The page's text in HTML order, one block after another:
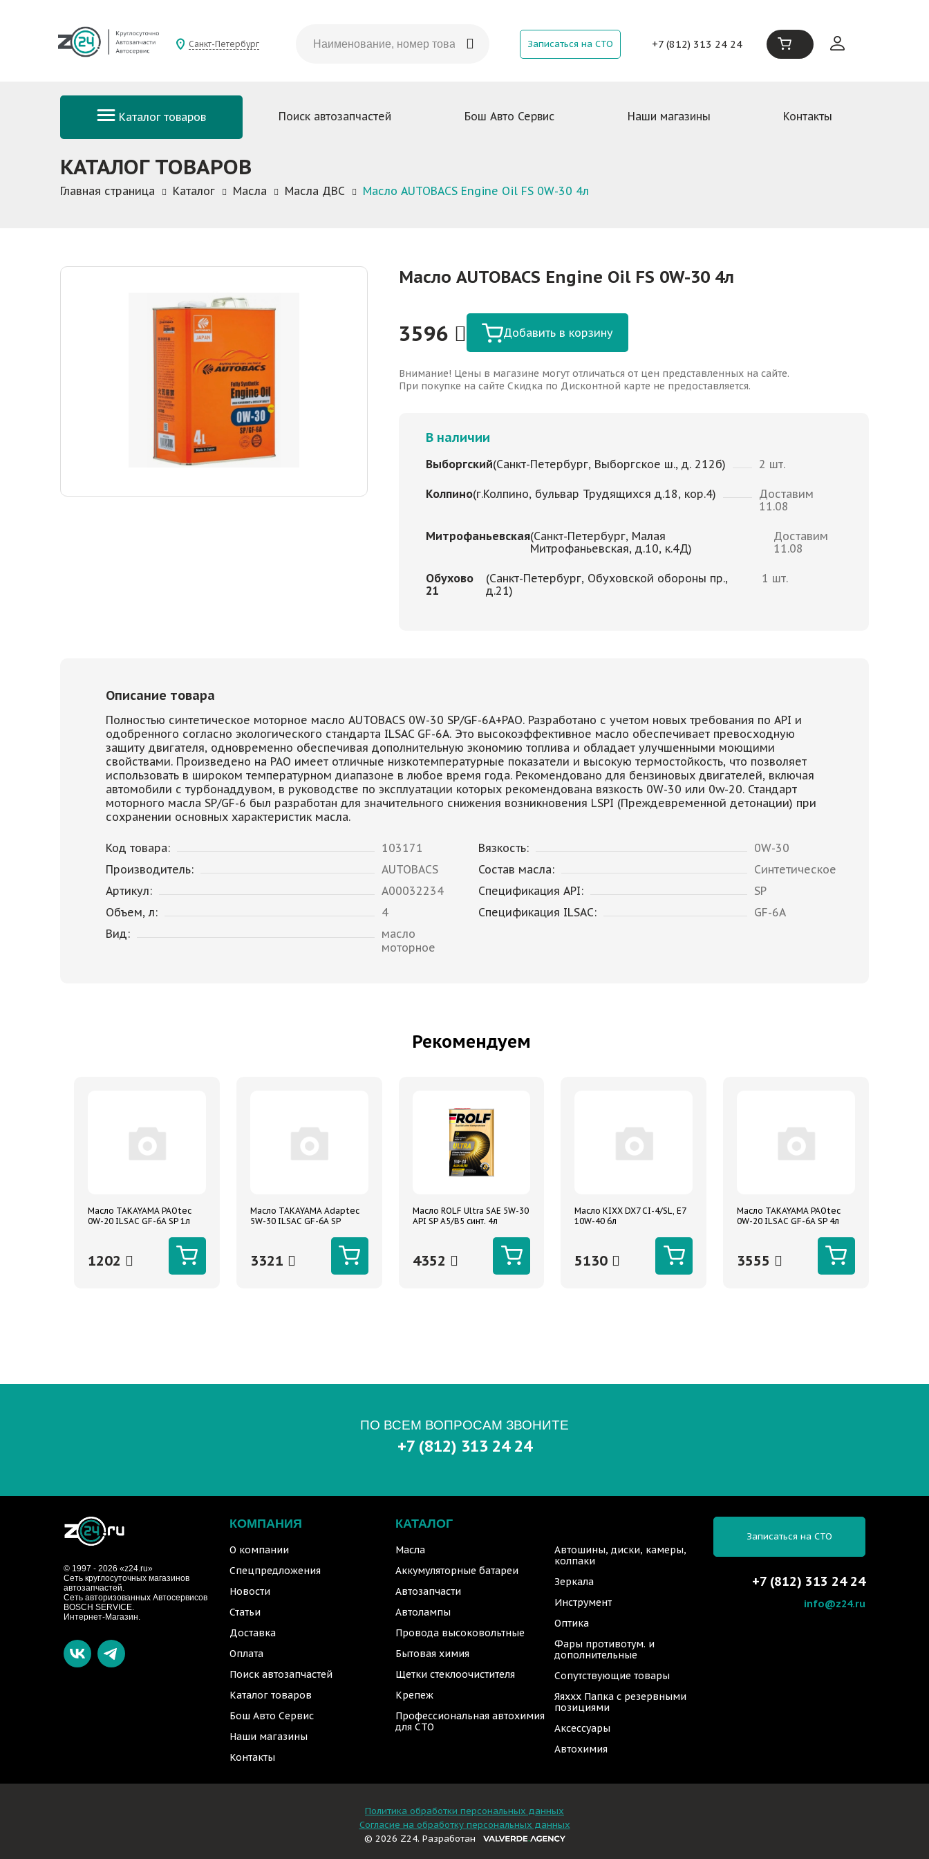
Санкт-Петербург Записаться на СТО +7 (812) 313 24 24
Каталог товаров Поиск автозапчастей Бош Авто Сервис Наши магазины Контакты
КАТАЛОГ ТОВАРОВ
Главная страница Каталог Масла Масла ДВС Масло AUTOBACS Engine Oil FS 0W-30 4л
Масло AUTOBACS Engine Oil FS 0W-30 4л
3596 Добавить в корзину
Внимание! Цены в магазине могут отличаться от цен представленных на сайте.
При покупке на сайте Скидка по Дисконтной карте не предоставляется.
В наличии
Выборгский(Санкт-Петербург, Выборгское ш., д. 212б) 2 шт.
Колпино(г.Колпино, бульвар Трудящихся д.18, кор.4)
Доставим
11.08
Митрофаньевская(Санкт-Петербург, Малая
Митрофаньевская, д.10, к.4Д)
Доставим
11.08
Обухово
21
(Санкт-Петербург, Обуховской обороны пр.,
д.21)
1 шт.
Описание товара
Полностью синтетическое моторное масло AUTOBACS 0W-30 SP/GF-6А+PAO. Разработано с учетом новых требования по API и
одобренного согласно экологического стандарта ILSAC GF-6A. Это высокоэффективное масло обеспечивает превосходную
защиту двигателя, одновременно обеспечивая дополнительную экономию топлива и обладает улучшенными моющими
свойствами. Произведено на PAO имеет отличные низкотемпературные показатели и высокую термостойкость, что позволяет
использовать в широком температурном диапазоне в любое время года. Рекомендовано для бензиновых двигателей, включая
автомобили с турбонаддувом, в руководстве по эксплуатации которых рекомендована вязкость 0W-30 или 0w-20. Стандарт
моторного масла SP/GF-6 был разработан для значительного снижения возникновения LSPI (Преждевременной детонации) при
сохранении основных характеристик масла.
Код товара:
103171
Производитель:
AUTOBACS
Артикул:
A00032234
Объем, л:
4
Вид:
масло
моторное
Вязкость:
0W-30
Состав масла:
Синтетическое
Спецификация API:
SP
Спецификация ILSAC:
GF-6A
Рекомендуем
Масло TAKAYAMA PAOtec
0W-20 ILSAC GF-6A SP 1л
1202
Масло TAKAYAMA Adaptec
5W-30 ILSAC GF-6A SP
3321
Масло ROLF Ultra SAE 5W-30
API SP A5/B5 синт. 4л
4352
Масло KIXX DX7 CI-4/SL, E7
10W-40 6л
5130
Масло TAKAYAMA PAOtec
0W-20 ILSAC GF-6A SP 4л
3555
ПО ВСЕМ ВОПРОСАМ ЗВОНИТЕ
+7 (812) 313 24 24
© 1997 - 2026 «z24.ru»
Cеть круглосуточных магазинов
автозапчастей.
Сеть авторизованных Автосервисов
BOSCH SERVICE.
Интернет-Магазин.
КОМПАНИЯ
О компании
Спецпредложения
Новости
Статьи
Доставка
Оплата
Поиск автозапчастей
Каталог товаров
Бош Авто Сервис
Наши магазины
Контакты
КАТАЛОГ
Масла
Аккумуляторные батареи
Автозапчасти
Автолампы
Провода высоковольтные
Бытовая химия
Щетки стеклоочистителя
Крепеж
Профессиональная автохимия
для СТО
Автошины, диски, камеры,
колпаки
Зеркала
Инструмент
Оптика
Фары противотум. и
дополнительные
Сопутствующие товары
Яяххх Папка с резервными
позициями
Аксессуары
Автохимия
Записаться на СТО
+7 (812) 313 24 24
info@z24.ru
Политика обработки персональных данных
Согласие на обработку персональных данных
© 2026 Z24. Разработан